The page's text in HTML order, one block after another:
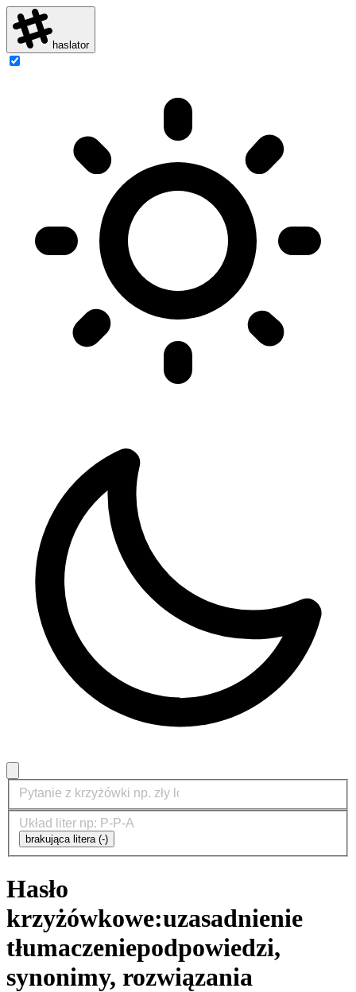
haslator
brakująca litera (-)
Hasło
krzyżówkowe:uzasadnienie
tłumaczeniepodpowiedzi,
synonimy, rozwiązania